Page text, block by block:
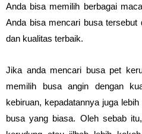
Anda bisa memilih berbagai
Anda bisa mencari busa tersebut
dan kualitas terbaik.
Jika anda mencari busa pet
memilih busa angin dengan
kebiruan, kepadatannya juga
busa yang biasa. Oleh sebab